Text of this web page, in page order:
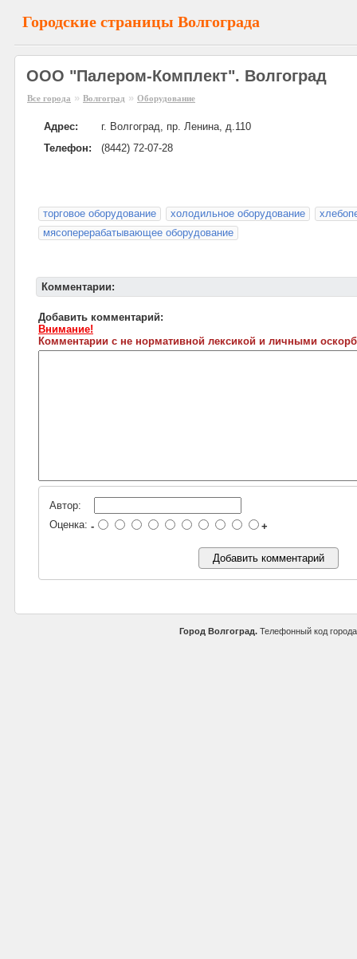
Городские страницы Волгограда
ООО "Палером-Комплект". Волгоград
Все города » Волгоград » Оборудование
Адрес:
г. Волгоград, пр. Ленина, д.110
Телефон:
(8442) 72-07-28
торговое оборудование холодильное оборудование
мясоперерабатывающее оборудование
Комментарии:
Добавить комментарий:
Внимание!
Комментарии с не нормативной лексикой и личными
Автор:
Оценка: - +
Город Волгоград. Телефонный код